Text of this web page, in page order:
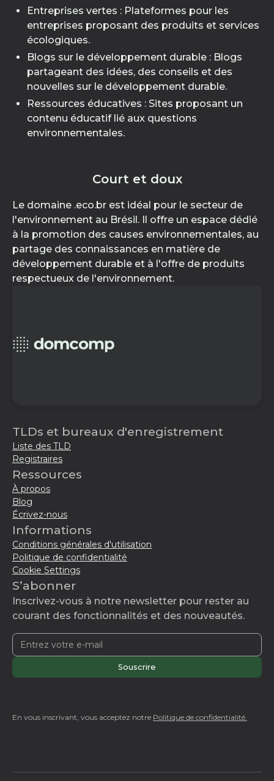
Entreprises vertes : Plateformes pour les
entreprises proposant des produits et services
écologiques.
Blogs sur le développement durable : Blogs
partageant des idées, des conseils et des
nouvelles sur le développement durable.
Ressources éducatives : Sites proposant un
contenu éducatif lié aux questions
environnementales.
Court et doux
Le domaine .eco.br est idéal pour le secteur de
l'environnement au Brésil. Il offre un espace dédié
à la promotion des causes environnementales, au
partage des connaissances en matière de
développement durable et à l'offre de produits
respectueux de l'environnement.
TLDs et bureaux d'enregistrement
Liste des TLD
Registraires
Ressources
À propos
Blog
Écrivez-nous
Informations
Conditions générales d'utilisation
Politique de confidentialité
Cookie Settings
S’abonner
Inscrivez-vous à notre newsletter pour rester au
courant des fonctionnalités et des nouveautés.
En vous inscrivant, vous acceptez notre Politique de confidentialité.